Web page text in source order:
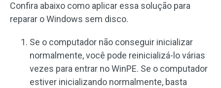
Confira abaixo como aplicar essa solução para
reparar o Windows sem disco.
Se o computador não conseguir inicializar
normalmente, você pode reinicializá-lo várias
vezes para entrar no WinPE. Se o computador
estiver inicializando normalmente, basta